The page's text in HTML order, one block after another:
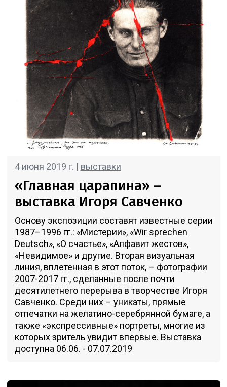
4 июня 2019 г. | выставки
«Главная царапина» –
выставка Игоря Савченко
Основу экспозиции составят известные серии
1987–1996 гг.: «Мистерии», «Wir sprechen
Deutsch», «О счастье», «Алфавит жестов»,
«Невидимое» и другие. Вторая визуальная
линия, вплетенная в этот поток, – фотографии
2007-2017 гг., сделанные после почти
десятилетнего перерыва в творчестве Игоря
Савченко. Среди них – уникаты, прямые
отпечатки на желатино-серебрянной бумаге, а
также «экспрессивные» портреты, многие из
которых зритель увидит впервые. Выставка
доступна 06.06. - 07.07.2019